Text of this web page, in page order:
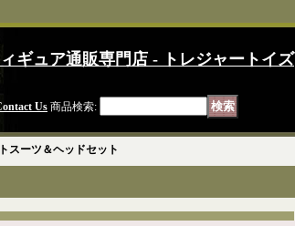
ギュア通販専門店 - トレジャートイズ
Us 商品検索:
スーツ＆ヘッドセット